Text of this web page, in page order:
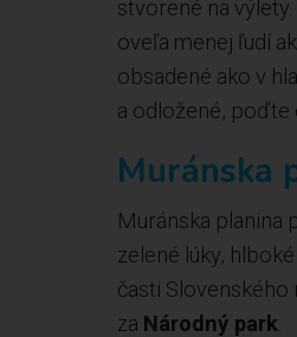
stvorené na
oveľa menej ľudí
obsadené ako v
a odložené, poďte
Muránska
Muránska planina
zelené lúky,
časti Slovenského
za Národný park